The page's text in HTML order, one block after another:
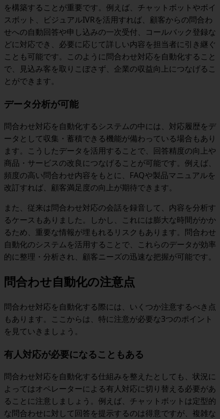
を構築することが重要です。例えば、 チャットボットやボイ
スボット、ビジュアルIVRを活用すれば、顧客からの問合わ
せへの自動回答や申し込みの一次受付、コールバック登録な
どに対応でき、必要に応じて詳しい内容を担当者に引き継ぐ
ことも可能です。 このように問合わせ対応を自動化すること
で、見込み客を取りこぼさず、企業の収益向上につなげるこ
とができます。
データ分析が可能
問合わせ対応を自動化するシステムの中には、対応履歴をデ
ータとして収集・蓄積できる機能が備わっている場合もあり
ます。こうしたデータを活用することで、回答精度の向上や
商品・サービスの改良につなげることが可能です。例えば、
頻度の高い問合わせ内容をもとに、FAQや製品マニュアルを
改訂すれば、顧客満足度の向上が期待できます。
また、従来は問合わせ対応の会話を録音して、内容を分析す
るケースもありました。しかし、これには膨大な時間がかか
るため、重要な情報が埋もれるリスクもあります。問合わせ
自動化のシステムを活用することで、これらのデータが効率
的に整理・分析され、顧客ニーズの迅速な把握が可能です。
問合わせ自動化の注意点
問合わせ対応を自動化する際には、いくつか注意するべき点
もあります。ここからは、特に注意が必要な3つのポイント
を見ていきましょう。
有人対応が必要になることもある
問合わせ対応を自動化する仕組みを整えたとしても、状況に
よってはオペレーターによる有人対応に切り替える必要があ
ることに注意しましょう。例えば、チャットボットは定型的
な問合わせに対して回答を提示するのは得意ですが、複雑な